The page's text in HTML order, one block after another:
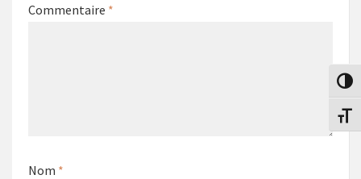
Commentaire *
Nom *